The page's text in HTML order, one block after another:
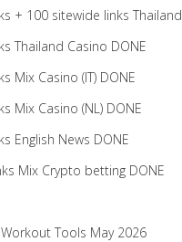
+ 100 sitewide links
Thailand Casino DONE
Mix Casino (IT) DONE
Mix Casino (NL) DONE
English News DONE
Mix Crypto betting DONE
Tools May 2026